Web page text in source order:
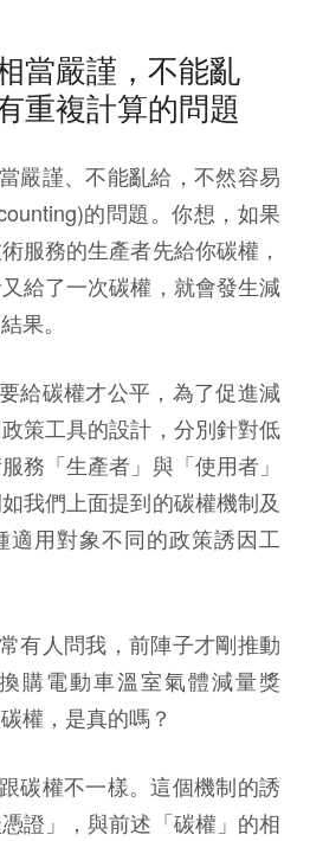
當嚴謹，不能亂
重複計算的問題
謹、不能亂給，不然容易
的問題。你想，如果
服務的生產者先給你碳權，
給了一次碳權，就會發生減
果。
碳權才公平，為了促進減
策工具的設計，分別針對低
務「生產者」與「使用者」
我們上面提到的碳權機制及
適用對象不同的政策誘因工
人問我，前陣子才剛推動
購電動車溫室氣體減量獎
權，是真的嗎？
權不一樣。這個機制的誘
證」，與前述「碳權」的相